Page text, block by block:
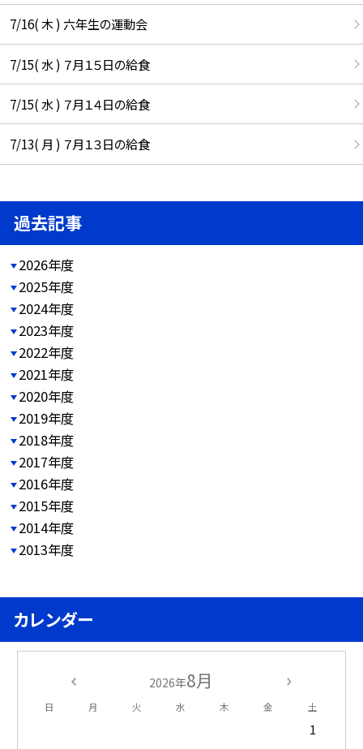
7/16( 木 ) 六年生の運動会
7/15( 水 ) ７月１５日の給食
7/15( 水 ) ７月１４日の給食
7/13( 月 ) ７月１３日の給食
過去記事
2026年度
2025年度
2024年度
2023年度
2022年度
2021年度
2020年度
2019年度
2018年度
2017年度
2016年度
2015年度
2014年度
2013年度
カレンダー
2026年8月
日 月 火 水 木 金 土
1